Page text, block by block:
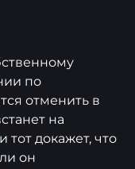
по
отменить в
на
тот докажет, что
он